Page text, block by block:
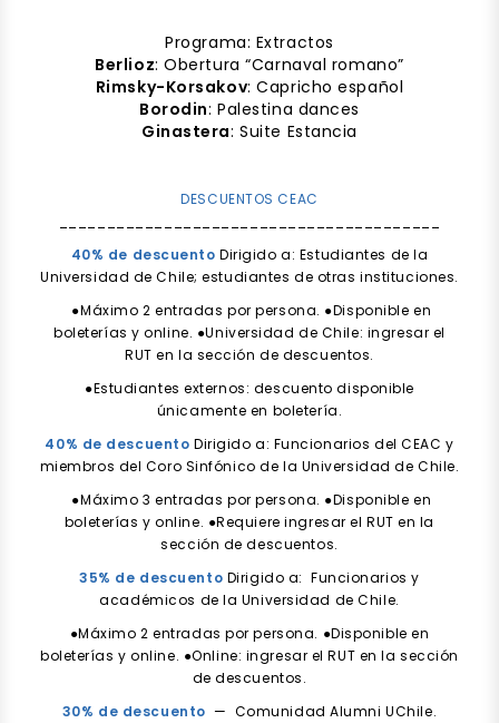
Programa: Extractos
Berlioz: Obertura “Carnaval romano”
Rimsky-Korsakov: Capricho español
Borodin: Palestina dances
Ginastera: Suite Estancia
DESCUENTOS CEAC
40% de descuento Dirigido a: Estudiantes de la
Universidad de Chile; estudiantes de otras instituciones.
●Máximo 2 entradas por persona. ●Disponible en
boleterías y online. ●Universidad de Chile: ingresar el
RUT en la sección de descuentos.
●Estudiantes externos: descuento disponible
únicamente en boletería.
40% de descuento Dirigido a: Funcionarios del CEAC y
miembros del Coro Sinfónico de la Universidad de Chile.
●Máximo 3 entradas por persona. ●Disponible en
boleterías y online. ●Requiere ingresar el RUT en la
sección de descuentos.
35% de descuento Dirigido a: Funcionarios y
académicos de la Universidad de Chile.
●Máximo 2 entradas por persona. ●Disponible en
boleterías y online. ●Online: ingresar el RUT en la sección
de descuentos.
30% de descuento — Comunidad Alumni UChile.